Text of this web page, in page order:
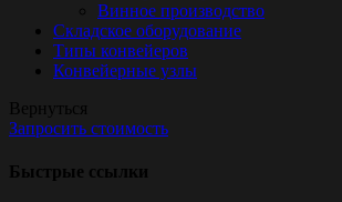
Винное производство
Складское оборудование
Типы конвейеров
Конвейерные узлы
Вернуться
Запросить стоимость
Быстрые ссылки